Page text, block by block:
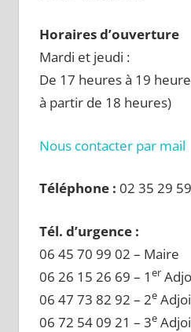
Horaires d’ouverture
Mardi et jeudi :
De 17 heures à 19
à partir de 18 heures)
Nous contacter par mail
Téléphone : 02 35 29
Tél. d’urgence :
06 45 70 99 02 – Maire
06 26 15 26 69 – 1 er
06 47 73 82 92 – 2e
06 72 54 09 21 – 3e